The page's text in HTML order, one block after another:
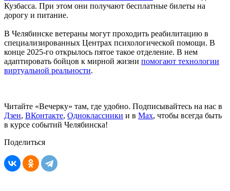
Кузбасса. При этом они получают бесплатные билеты на
дорогу и питание.
В Челябинске ветераны могут проходить реабилитацию в
специализированных Центрах психологической помощи. В
конце 2025-го открылось пятое такое отделение. В нем
адаптировать бойцов к мирной жизни помогают технологии
виртуальной реальности.
Читайте «Вечерку» там, где удобно. Подписывайтесь на нас в
Дзен, ВКонтакте, Одноклассники и в Max, чтобы всегда быть
в курсе событий Челябинска!
Поделиться